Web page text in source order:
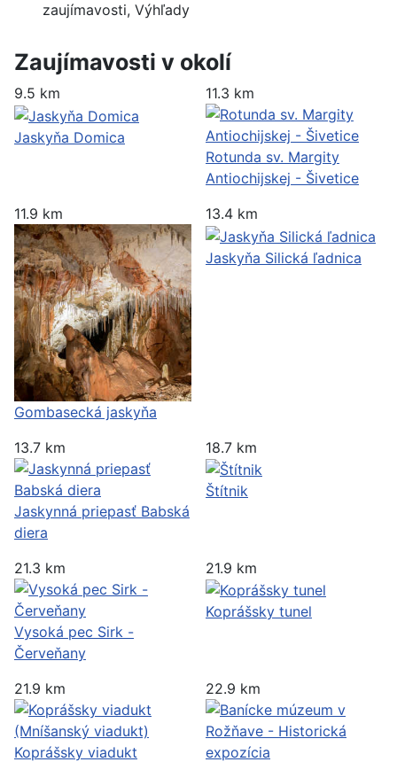
zaujímavosti, Výhľady
Zaujímavosti v okolí
9.5 km
Jaskyňa Domica
11.3 km
Rotunda sv. Margity
Antiochijskej - Šivetice
11.9 km
Gombasecká jaskyňa
13.4 km
Jaskyňa Silická ľadnica
13.7 km
Jaskynná priepasť Babská
diera
18.7 km
Štítnik
21.3 km
Vysoká pec Sirk -
Červeňany
21.9 km
Koprášsky tunel
21.9 km
Koprášsky viadukt
22.9 km